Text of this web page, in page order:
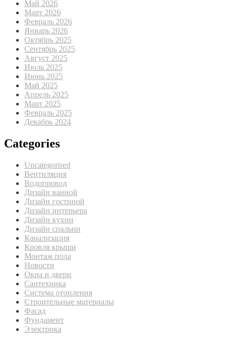
Май 2026
Март 2026
Февраль 2026
Январь 2026
Октябрь 2025
Сентябрь 2025
Август 2025
Июль 2025
Июнь 2025
Май 2025
Апрель 2025
Март 2025
Февраль 2025
Декабрь 2024
Categories
Uncategorised
Вентиляция
Водопровод
Дизайн ванной
Дизайн гостиной
Дизайн интерьера
Дизайн кухни
Дизайн спальни
Канализация
Кровля крыши
Монтаж пола
Новости
Окна и двери
Сантехника
Система отопления
Строительные материалы
Фасад
Фундамент
Электрика